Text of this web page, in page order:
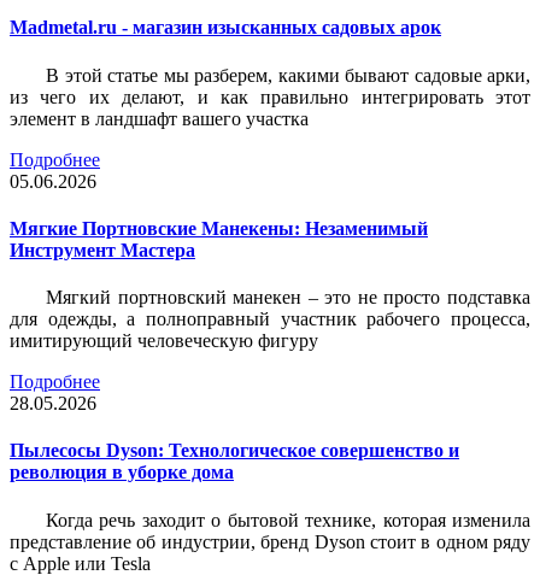
Madmetal.ru - магазин изысканных садовых арок
В этой статье мы разберем, какими бывают садовые арки,
из чего их делают, и как правильно интегрировать этот
элемент в ландшафт вашего участка
Подробнее
05.06.2026
Мягкие Портновские Манекены: Незаменимый
Инструмент Мастера
Мягкий портновский манекен – это не просто подставка
для одежды, а полноправный участник рабочего процесса,
имитирующий человеческую фигуру
Подробнее
28.05.2026
Пылесосы Dyson: Технологическое совершенство и
революция в уборке дома
Когда речь заходит о бытовой технике, которая изменила
представление об индустрии, бренд Dyson стоит в одном ряду
с Apple или Tesla